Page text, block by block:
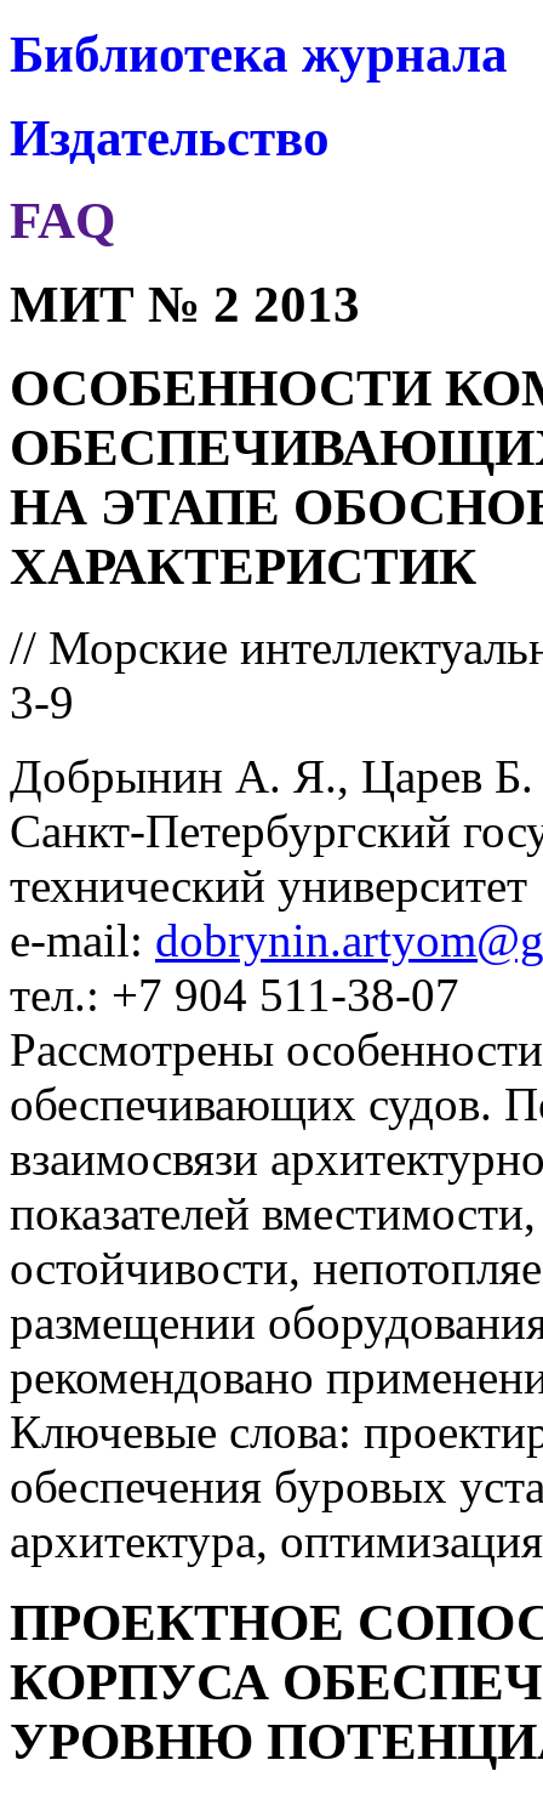
Библиотека журнала
Издательство
FAQ
МИТ № 2 2013
ОСОБЕННОСТИ
НА ЭТАПЕ
ХАРАКТЕРИСТИК
// Морские
3-9
Добрынин А. Я., Царев
Санкт-Петербургский
технический университет
e-mail:
тел.: +7 904 511-38-07
Рассмотрены
обеспечивающих судов.
взаимосвязи
показателей
остойчивости,
размещении
рекомендовано
Ключевые слова:
обеспечения буровых
архитектура,
ПРОЕКТНОЕ
КОРПУСА
УРОВНЮ